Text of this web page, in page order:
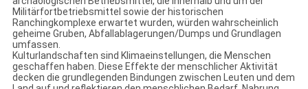
Militärfortbetriebsmittel sowie der historischen
Ranchingkomplexe erwartet wurden, würden wahrscheinlich
geheime Gruben, Abfallablagerungen/Dumps und Grundlagen
umfassen.
Kulturlandschaften sind Klimaeinstellungen, die Menschen
geschaffen haben. Diese Effekte der menschlicher Aktivität
decken die grundlegenden Bindungen zwischen Leuten und dem